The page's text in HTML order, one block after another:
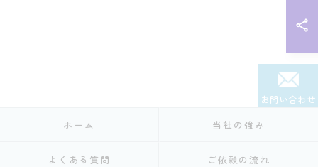
お問い合わせ
ホーム
当社の強み
よくある質問 ご依頼の流れ